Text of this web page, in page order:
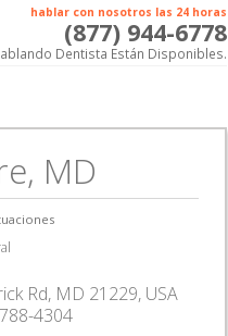
hablar con nosotros las 24 horas
(877) 944-6778
Dentista Están Disponibles.
MD
Rd, MD 21229, USA
4304